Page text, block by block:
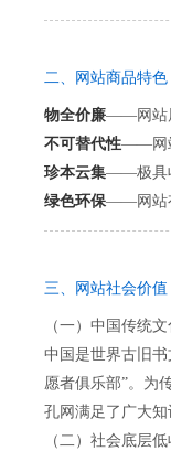
二、网站商品特色
物全价廉——网站
不可替代性——网
珍本云集——极具
绿色环保——网站
三、网站社会价值
（一）中国传统
中国是世界古旧
愿者俱乐部”。为
孔网满足了广大
（二）社会底层